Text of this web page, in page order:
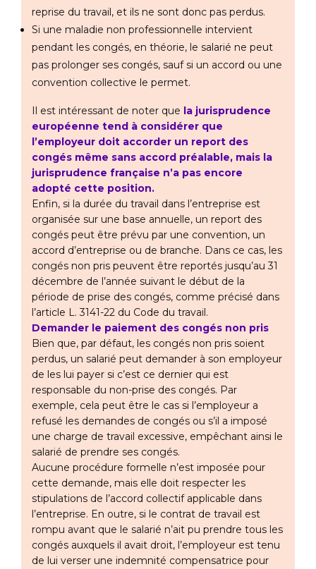
reprise du travail, et ils ne sont donc pas perdus.
Si une maladie non professionnelle intervient
pendant les congés, en théorie, le salarié ne peut
pas prolonger ses congés, sauf si un accord ou une
convention collective le permet.
Il est intéressant de noter que la jurisprudence
européenne tend à considérer que
l’employeur doit accorder un report des
congés même sans accord préalable, mais la
jurisprudence française n’a pas encore
adopté cette position.
Enfin, si la durée du travail dans l’entreprise est
organisée sur une base annuelle, un report des
congés peut être prévu par une convention, un
accord d’entreprise ou de branche. Dans ce cas, les
congés non pris peuvent être reportés jusqu’au 31
décembre de l’année suivant le début de la
période de prise des congés, comme précisé dans
l’article L. 3141-22 du Code du travail.
Demander le paiement des congés non pris
Bien que, par défaut, les congés non pris soient
perdus, un salarié peut demander à son employeur
de les lui payer si c’est ce dernier qui est
responsable du non-prise des congés. Par
exemple, cela peut être le cas si l’employeur a
refusé les demandes de congés ou s’il a imposé
une charge de travail excessive, empêchant ainsi le
salarié de prendre ses congés.
Aucune procédure formelle n’est imposée pour
cette demande, mais elle doit respecter les
stipulations de l’accord collectif applicable dans
l’entreprise. En outre, si le contrat de travail est
rompu avant que le salarié n’ait pu prendre tous les
congés auxquels il avait droit, l’employeur est tenu
de lui verser une indemnité compensatrice pour